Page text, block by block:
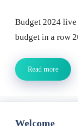
Budget 2024
budget in a row
Read more
Welcome